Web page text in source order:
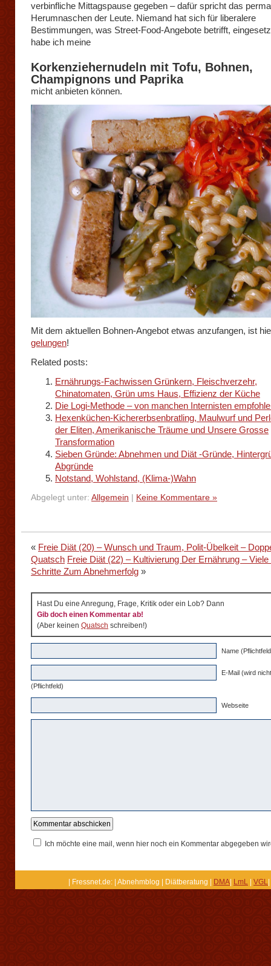
verbinfliche Mittagspause gegeben – dafür spricht das
Herumnaschen der Leute. Niemand hat sich für liberalere
Bestimmungen, was Street-Food-Angebote betrifft,
habe ich meine
Korkenziehernudeln mit Tofu, Bohnen,
Champignons und Paprika
micht anbieten können.
Mit dem aktuellen Bohnen-Angebot etwas anzufangen, ist
gelungen!
Related posts:
Ernährungs-Fachwissen Grünkern, Fleischverzehr,
Chinatomaten, Grün ums Haus, Effizienz der Küche
Die Logi-Methode – von manchen Internisten
Hexenküchen-Kichererbsenbratling, Maulwurf und
der Eliten, Amerikanische Träume und Unsere Grosse
Transformation
Sieben Gründe: Abnehmen und Diät -Gründe,
Abgründe
Notstand, Wohlstand, (Klima-)Wahn
Abgelegt unter: Allgemein Keine Kommentare »
« Freie Diät (20) – Wunsch und Traum, Polit-Übelkeit –
Quatsch Freie Diät (22) – Kultivierung Der Ernährung – Viele
Schritte Zum Abnehmerfolg »
Hast Du eine Anregung, Frage, Kritik oder ein Lob? Dann
Gib doch einen Kommentar ab!
(Aber keinen Quatsch schreiben!)
Name
E-Mail (wird
(Pflichtfeld)
Webseite
Ich möchte eine mail, wenn hier noch ein Kommentar abgegeben
| Fressnet.de: | Abnehmblog | Diätberatung | DMA LmL VGL